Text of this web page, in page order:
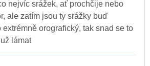
nejvíc srážek, ať prochčije nebo
ale zatím jsou ty srážky buď
orografický, tak snad se to
lámat